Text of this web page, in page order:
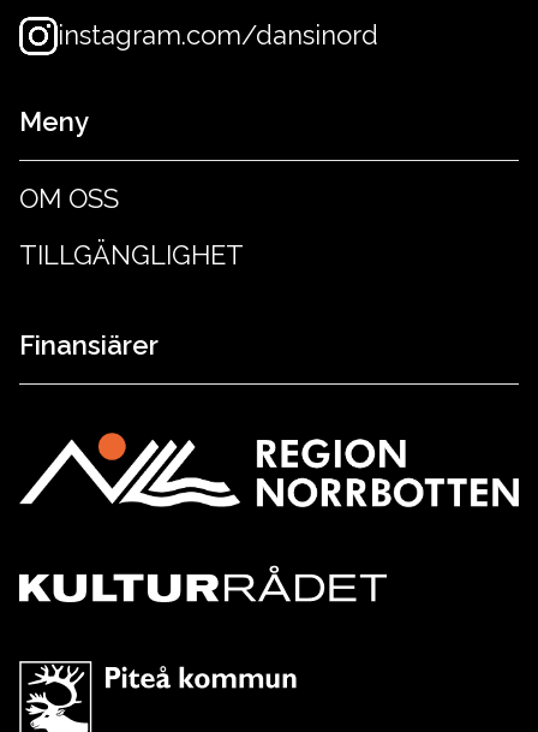
instagram.com/dansinord
Meny
OM OSS
TILLGÄNGLIGHET
Finansiärer